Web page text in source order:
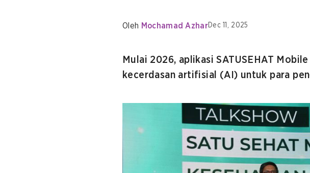
Oleh Mochamad AzharDec 11, 2025
Mulai 2026, aplikasi SATUSEHAT
kecerdasan artifisial (AI) untuk para